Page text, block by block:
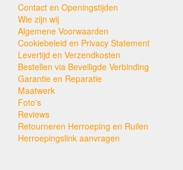
Contact en Openingstijden
Wie zijn wij
Algemene Voorwaarden
Cookiebeleid en Privacy Statement
Levertijd en Verzendkosten
Bestellen via Beveiligde Verbinding
Garantie en Reparatie
Maatwerk
Foto's
Reviews
Retourneren Herroeping en Ruilen
Herroepingslink aanvragen